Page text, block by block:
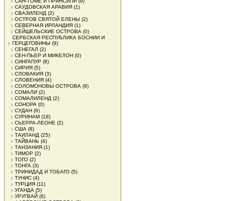
САУДОВСКАЯ АРАВИЯ (1)
СВАЗИЛЕНД (2)
ОСТРОВ СВЯТОЙ ЕЛЕНЫ (2)
СЕВЕРНАЯ ИРЛАНДИЯ (1)
СЕЙШЕЛЬСКИЕ ОСТРОВА (0)
СЕРБСКАЯ РЕСПУБЛИКА БОСНИИ И
ГЕРЦЕГОВИНЫ (9)
СЕНЕГАЛ (2)
СЕН-ПЬЕР И МИКЕЛОН (0)
СИНГАПУР (8)
СИРИЯ (5)
СЛОВАКИЯ (3)
СЛОВЕНИЯ (4)
СОЛОМОНОВЫ ОСТРОВА (9)
СОМАЛИ (2)
СОМАЛИЛЕНД (2)
СОНОРА (0)
СУДАН (6)
СУРИНАМ (18)
СЬЕРРА-ЛЕОНЕ (2)
США (8)
ТАИЛАНД (25)
ТАЙВАНЬ (4)
ТАНЗАНИЯ (1)
ТИМОР (2)
ТОГО (2)
ТОНГА (3)
ТРИНИДАД И ТОБАГО (5)
ТУНИС (4)
ТУРЦИЯ (11)
УГАНДА (5)
УРУГВАЙ (6)